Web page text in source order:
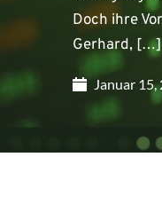
Doch ihre
Gerhard, […]
Januar 15,